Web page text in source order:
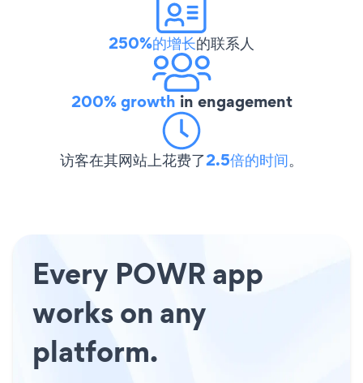
250%的增长的联系人
200% growth in engagement
访客在其网站上花费了2.5倍的时间。
Every POWR app
works on any
platform.